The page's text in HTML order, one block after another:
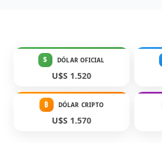
$ DÓLAR OFICIAL
U$S 1.520
₿ DÓLAR CRIPTO
U$S 1.570